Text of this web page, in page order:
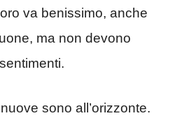
va benissimo, anche
ma non devono
sono all’orizzonte.